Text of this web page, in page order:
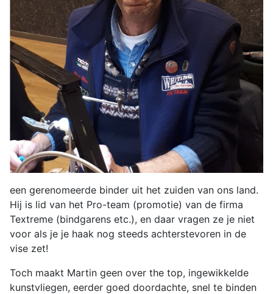
een gerenomeerde binder uit het zuiden van ons land.
Hij is lid van het Pro-team (promotie) van de firma
Textreme (bindgarens etc.), en daar vragen ze je niet
voor als je je haak nog steeds achterstevoren in de
vise zet!
Toch maakt Martin geen over the top, ingewikkelde
kunstvliegen, eerder goed doordachte, snel te binden